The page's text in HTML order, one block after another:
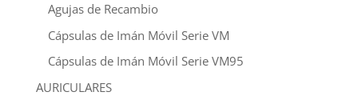
Agujas de Recambio
Cápsulas de Imán Móvil Serie VM
Cápsulas de Imán Móvil Serie VM95
AURICULARES